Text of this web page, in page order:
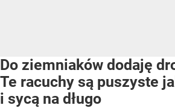
Do ziemniaków dodaję
Te racuchy są puszyste
i sycą na długo